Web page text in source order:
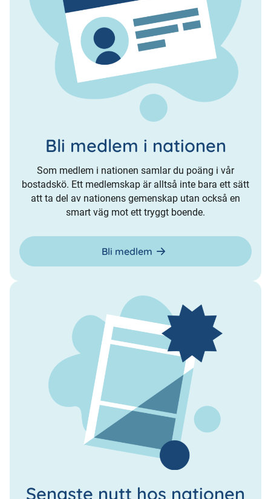
Bli medlem i nationen
Som medlem i nationen samlar du poäng i vår
bostadskö. Ett medlemskap är alltså inte bara ett sätt
att ta del av nationens gemenskap utan också en
smart väg mot ett tryggt boende.
Bli medlem
Senaste nytt hos nationen